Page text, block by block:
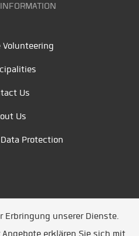
Volunteering
Us
Us
Protection
Erbringung unserer Dienste.
erklären Sie sich mit